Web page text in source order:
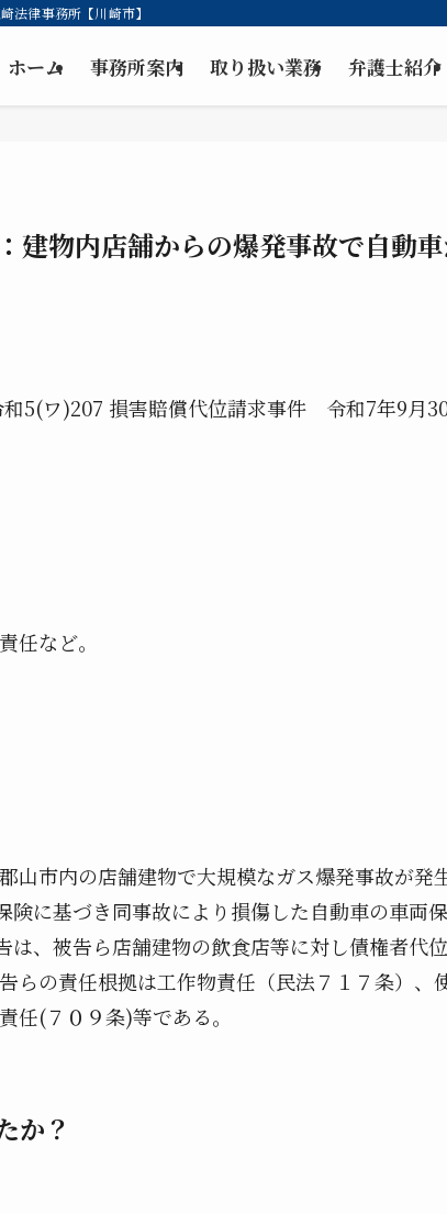
法律事務所【川崎市】
ホーム 事務所案内 取り扱い業務 弁護士紹介
建物内店舗からの爆発事故で自動
5(ワ)207 損害賠償代位請求事件 令和7年9月
任など。
山市内の店舗建物で大規模なガス爆発事故が発
険に基づき同事故により損傷した自動車の車両
は、被告ら店舗建物の飲食店等に対し債権者代
らの責任根拠は工作物責任（民法７１７条）、
任(７０９条)等である。
か？